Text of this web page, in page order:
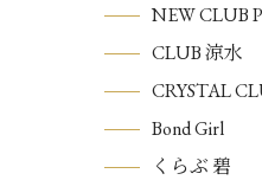
NEW CLUB
CLUB 涼水
CRYSTAL
Bond Girl
くらぶ 碧